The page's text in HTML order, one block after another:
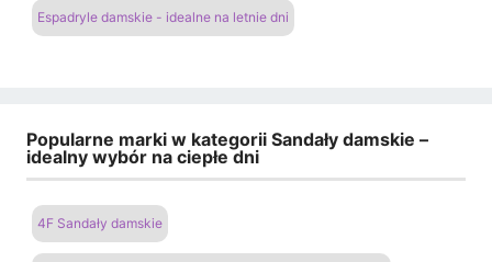
Espadryle damskie - idealne na letnie dni
Popularne marki w kategorii Sandały damskie –
idealny wybór na ciepłe dni
4F Sandały damskie